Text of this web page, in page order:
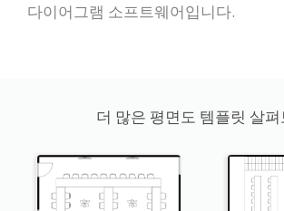
다이어그램 소프트웨어입니다.
더 많은 평면도 템플릿 살펴